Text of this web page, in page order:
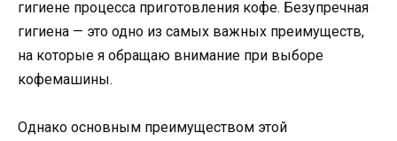
гигиене процесса приготовления кофе. Безупречная
гигиена — это одно из самых важных преимуществ,
на которые я обращаю внимание при выборе
кофемашины.
Однако основным преимуществом этой